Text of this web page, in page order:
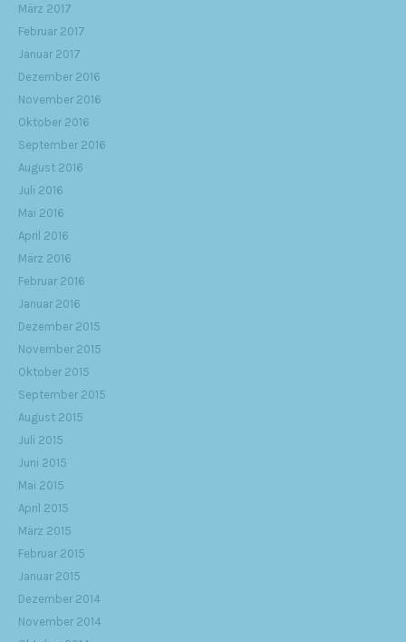
März 2017
Februar 2017
Januar 2017
Dezember 2016
November 2016
Oktober 2016
September 2016
August 2016
Juli 2016
Mai 2016
April 2016
März 2016
Februar 2016
Januar 2016
Dezember 2015
November 2015
Oktober 2015
September 2015
August 2015
Juli 2015
Juni 2015
Mai 2015
April 2015
März 2015
Februar 2015
Januar 2015
Dezember 2014
November 2014